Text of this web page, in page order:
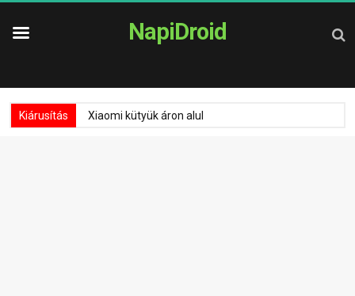
NapiDroid
Kiárusítás Xiaomi kütyük áron alul